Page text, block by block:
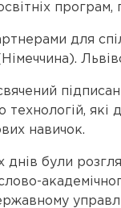
програм,
для
які
навичок.
днів були